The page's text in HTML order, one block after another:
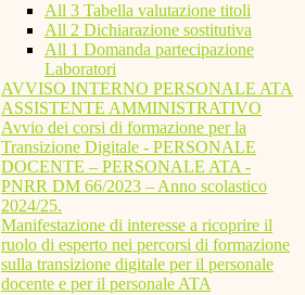
All 3 Tabella valutazione titoli
All 2 Dichiarazione sostitutiva
All 1 Domanda partecipazione
Laboratori
AVVISO INTERNO PERSONALE ATA
ASSISTENTE AMMINISTRATIVO
Avvio dei corsi di formazione per la
Transizione Digitale - PERSONALE
DOCENTE – PERSONALE ATA -
PNRR DM 66/2023 – Anno scolastico
2024/25.
Manifestazione di interesse a ricoprire il
ruolo di esperto nei percorsi di formazione
sulla transizione digitale per il personale
docente e per il personale ATA